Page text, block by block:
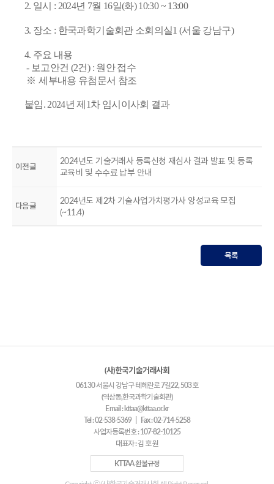
2. 일시 : 2024년 7월 16일(화) 10:30 ~ 13:00
3. 장소 : 한국과학기술회관 소회의실1(서울 강남구)
4. 주요 내용
- 보고안건 (2건) : 원안 접수
※세부내용 유첨문서 참조
붙임. 2024년 제1차 임시이사회 결과
이전글
2024년도 기술거래사 등록신청 재심사 결과 발표 및 등록
교육비 및 수수료 납부 안내
다음글
2024년도 제2차 기술사업가치평가사 양성교육 모집
(~11.4)
목록
(사)한국기술거래사회
06130 서울시 강남구 테헤란로 7길22, 503호
(역삼동,한국과학기술회관)
Email : kttaa@kttaa.or.kr
Tel : 02-538-5369 | Fax : 02-714-5258
사업자등록번호 : 107-82-10125
대표자 : 김 호 원
KTTAA 환불규정